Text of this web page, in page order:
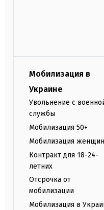
Мобилизация в
Украине
Увольнение с
службы
Мобилизация 50+
Мобилизация женщин
Контракт для 18-24-
летних
Отсрочка от
мобилизации
Мобилизация в